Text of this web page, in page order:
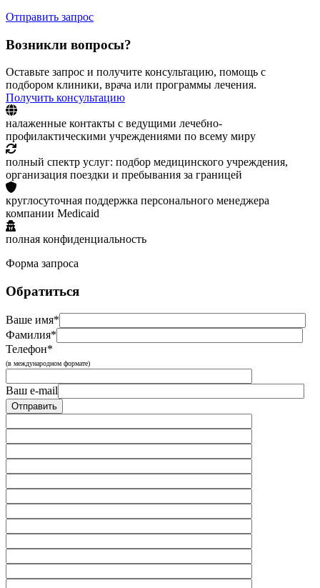
Отправить запрос
Возникли вопросы?
Оставьте запрос и получите консультацию, помощь с
подбором клиники, врача или программы лечения.
Получить консультацию
налаженные контакты с ведущими лечебно-
профилактическими учреждениями по всему миру
полный спектр услуг: подбор медицинского учреждения,
организация поездки и пребывания за границей
круглосуточная поддержка персонального менеджера
компании Medicaid
полная конфиденциальность
Форма запроса
Обратиться
Ваше имя*
Фамилия*
Телефон*
(в международном формате)
Ваш e-mail